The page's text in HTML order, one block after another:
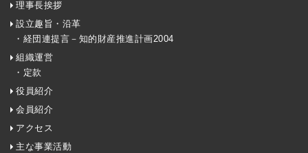
理事長挨拶
設立趣旨・沿革
・経団連提言－知的財産推進計画2004
組織運営
・定款
役員紹介
会員紹介
アクセス
主な事業活動